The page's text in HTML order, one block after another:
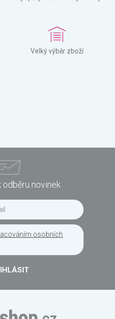
Velký výběr zboží
odběru novinek
osobních